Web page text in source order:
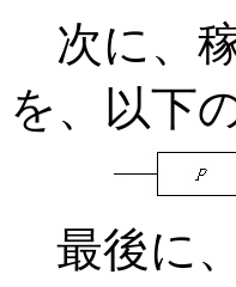
次に、
を、以下
最後に